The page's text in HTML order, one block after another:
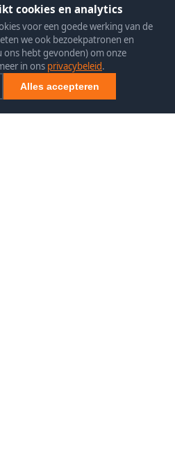
cookies en analytics
voor een goede werking van de
we ook bezoekpatronen en
hebt gevonden) om onze
in ons privacybeleid.
Alles accepteren